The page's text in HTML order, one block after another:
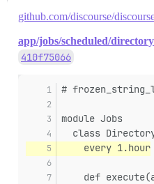
github.com/discourse/
app/jobs/scheduled/
410f75066
#
module Jobs
class
    every 1.hour
def